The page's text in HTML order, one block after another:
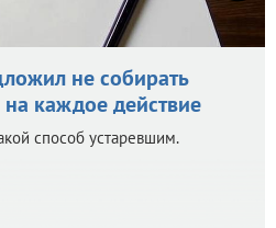
не собирать
каждое действие
способ устаревшим.